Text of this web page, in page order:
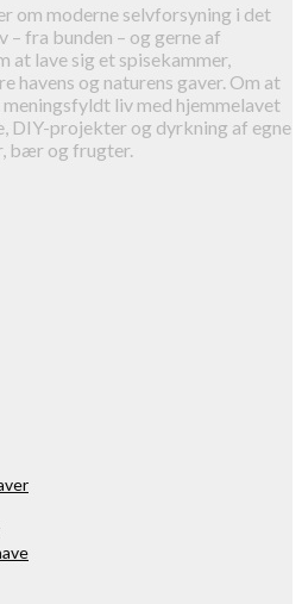
om moderne selvforsyning i det
– fra bunden – og gerne af
at lave sig et spisekammer,
havens og naturens gaver. Om at
liv med hjemmelavet
DIY-projekter og dyrkning af egne
bær og frugter.